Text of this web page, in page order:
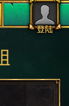
登陆